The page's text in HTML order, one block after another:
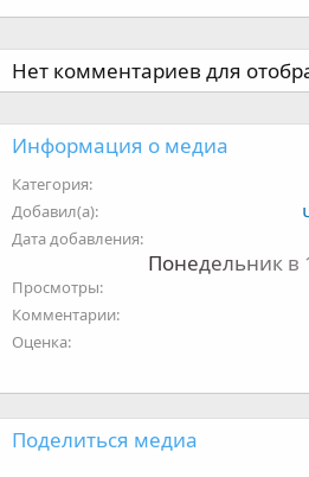
Нет комментариев для
Информация о медиа
Категория
Добавил(а)
Дата добавления
Понедельник в
Просмотры
Комментарии
Оценка
Поделиться медиа